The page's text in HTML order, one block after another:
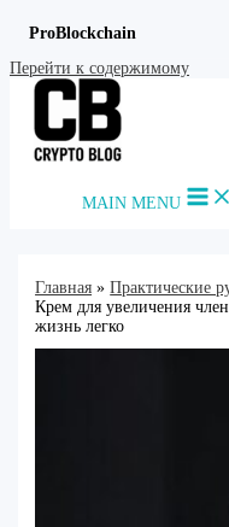
ProBlockchain
Перейти к содержимому
MAIN MENU
Главная
Практические
Крем для увеличения
жизнь легко